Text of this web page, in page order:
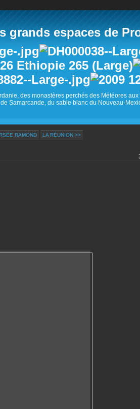
grands espaces de
des monastères perchés des Météores
Samarcande, du sable blanc du Nouveau-
RAMOND LA RÉUNION >>